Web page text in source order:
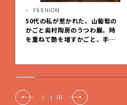
FASHION
50代の私が惹かれた、山葡萄の
かごと奥村陶房のうつわ展。時
を重ねて艶を増すかごと、手仕
1 | 10